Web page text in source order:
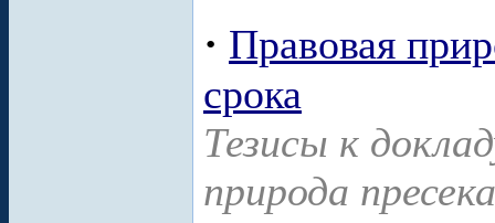
· Правовая
срока
Тезисы к
природа